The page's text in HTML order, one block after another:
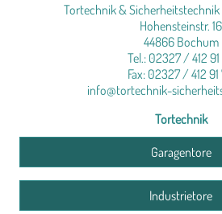
Tortechnik &
Hohensteinstr. 16
44866 Bochum
Tel.: 02327 / 412
Fax: 02327 / 412 91
info@tortechnik-
Tortechnik
Garagentore
Industrietore